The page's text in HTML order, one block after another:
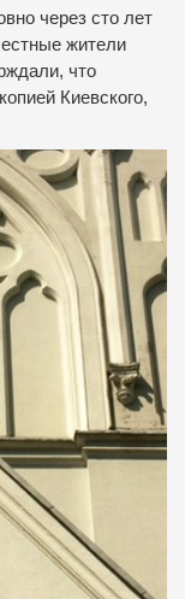
через сто лет
жители
что
Киевского,